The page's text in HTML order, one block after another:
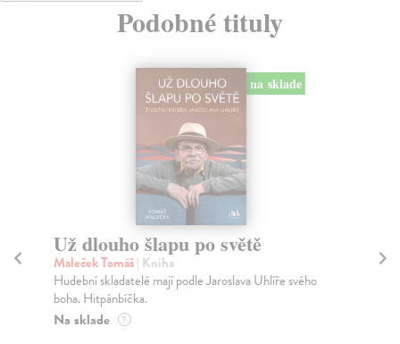
Podobné tituly
na sklade
Už dlouho šlapu po světě
Maleček Tomáš| Kniha
Hudební skladatelé mají podle Jaroslava Uhlíře svého
boha. Hitpánbíčka.
Na sklade ?